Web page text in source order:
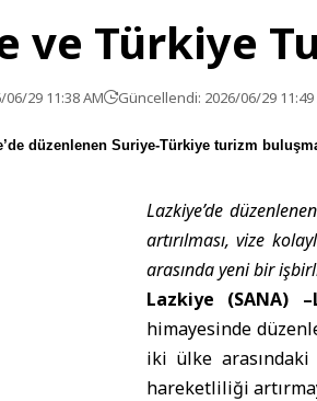
ve Türkiye
06/29 11:38 AM Güncellendi: 2026/06/29 11:49
düzenlenen Suriye-Türkiye turizm
Lazkiye’de
artırılması, vize
arasında yeni bir
Lazkiye (SANA) –
himayesinde
iki ülke arasındaki
hareketliliği